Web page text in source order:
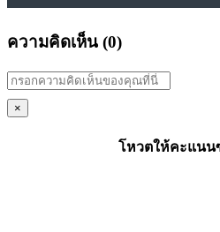
ความคิดเห็น (0)
×
โหวตให้คะแนน